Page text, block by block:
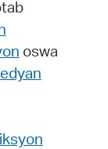
oswa